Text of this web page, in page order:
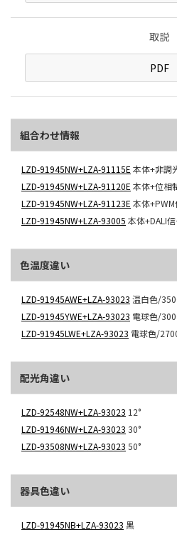
取説
PDF
組合わせ情報
LZD-91945NW+LZA-91115E 本体+非調
LZD-91945NW+LZA-91120E 本体+位相
LZD-91945NW+LZA-91123E 本体
LZD-91945NW+LZA-93005 本体+DALI
色温度違い
LZD-91945AWE+LZA-93023 温白色/
LZD-91945YWE+LZA-93023 電球色/
LZD-91945LWE+LZA-93023 電球色/
配光角違い
LZD-92548NW+LZA-93023 12°
LZD-91946NW+LZA-93023 30°
LZD-93508NW+LZA-93023 50°
器具色違い
LZD-91945NB+LZA-93023 黒